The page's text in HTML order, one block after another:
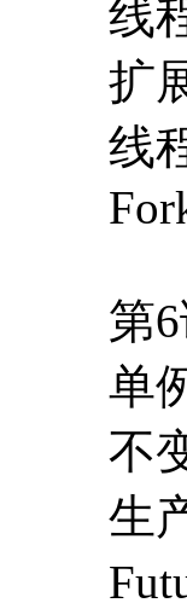
线
扩
线
第
单
不
生